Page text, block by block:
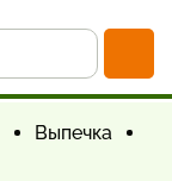
Выпечка